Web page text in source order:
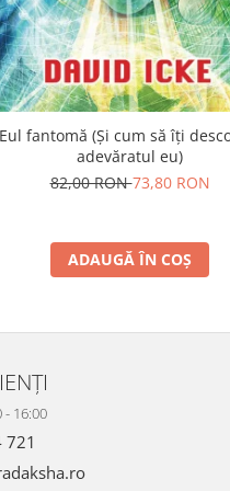
Eul fantomă (Și cum să îți
adevăratul eu)
82,00 RON73,80 RON
ADAUGĂ ÎN COȘ
- 16:00
721